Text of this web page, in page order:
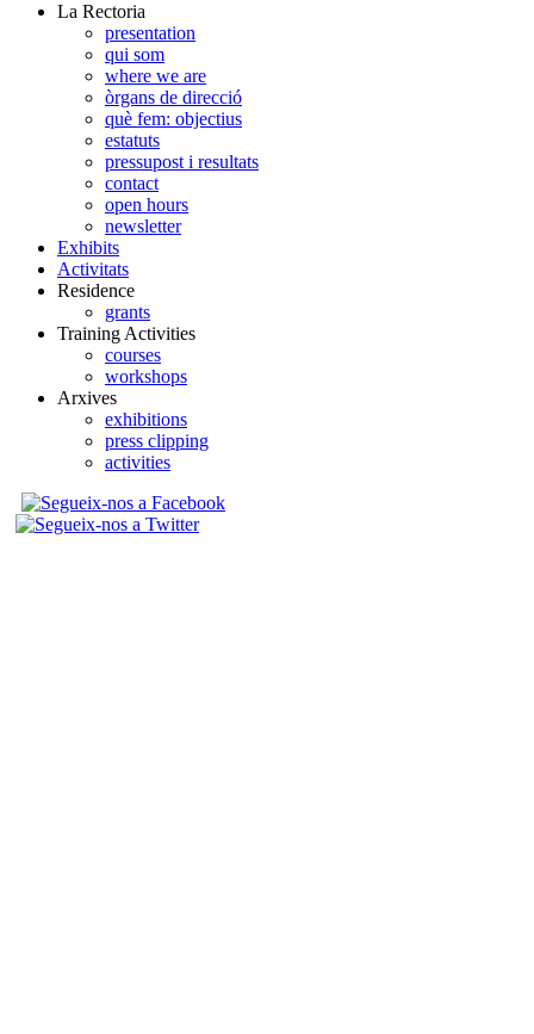
La Rectoria
presentation
qui som
where we are
òrgans de direcció
què fem: objectius
estatuts
pressupost i resultats
contact
open hours
newsletter
Exhibits
Activitats
Residence
grants
Training Activities
courses
workshops
Arxives
exhibitions
press clipping
activities